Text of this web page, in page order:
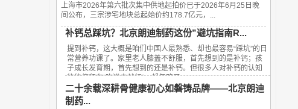
上海市2026年第六批次集中供地起拍价已于2026年6月25日晚
间公布，‌三宗涉宅地块总起始价约178.7亿元‌，...
补钙总踩坑？北京朗迪制药这份”避坑指南R...
提到补钙，这大概是咱们中国人最熟悉、却也最容易“踩坑”的日
常营养功课了。家里老人膝盖不舒服，首先想到的是补钙；孩
子成长发育期，首先想到的还是补钙。但很多人对补钙的认知
往往停留在“吃进去就行”，却忽略了...
二十余载深耕骨健康初心如磐铸品牌——北京朗迪
制药...